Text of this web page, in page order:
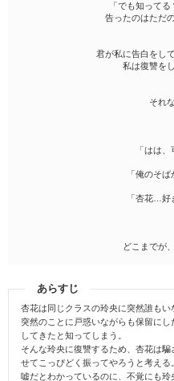
「でも知って
告ったのはただ
君が私に告白をし
私は復讐を
それ
「はは、
「俺のそば
「杏花…好
どこまでが
あらすじ
杏花は同じクラスの玲央に突然誰もい
突然のことに戸惑いながらも保留に
してきたと知ってしまう。
そんな玲央に復讐するため、杏花は
せてこっぴどく振ってやろうと考える。
嘘だとわかっているのに、不覚にも